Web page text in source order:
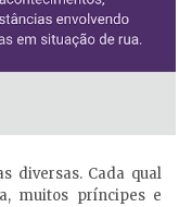
diversas. Cada qual
muitos príncipes e